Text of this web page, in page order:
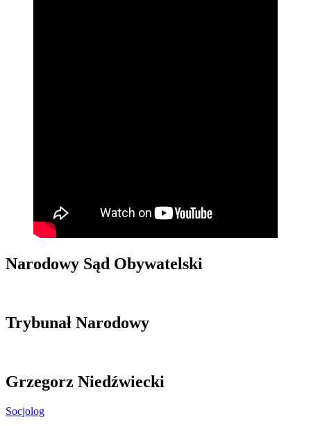
Narodowy Sąd Obywatelski
Trybunał Narodowy
Grzegorz Niedźwiecki
Socjolog